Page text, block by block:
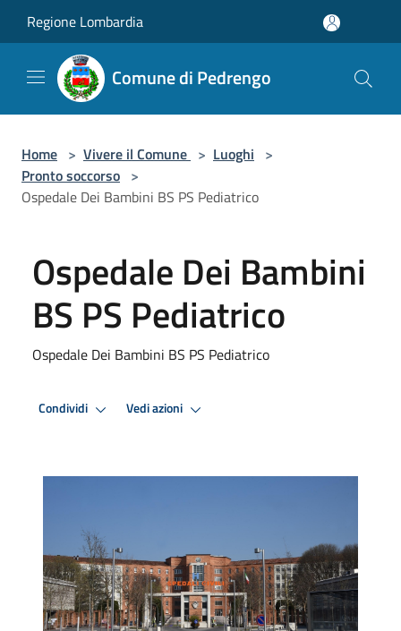
Regione Lombardia
Comune di Pedrengo
Home > Vivere il Comune > Luoghi >
Pronto soccorso >
Ospedale Dei Bambini BS PS Pediatrico
Ospedale Dei Bambini
BS PS Pediatrico
Ospedale Dei Bambini BS PS Pediatrico
Condividi Vedi azioni